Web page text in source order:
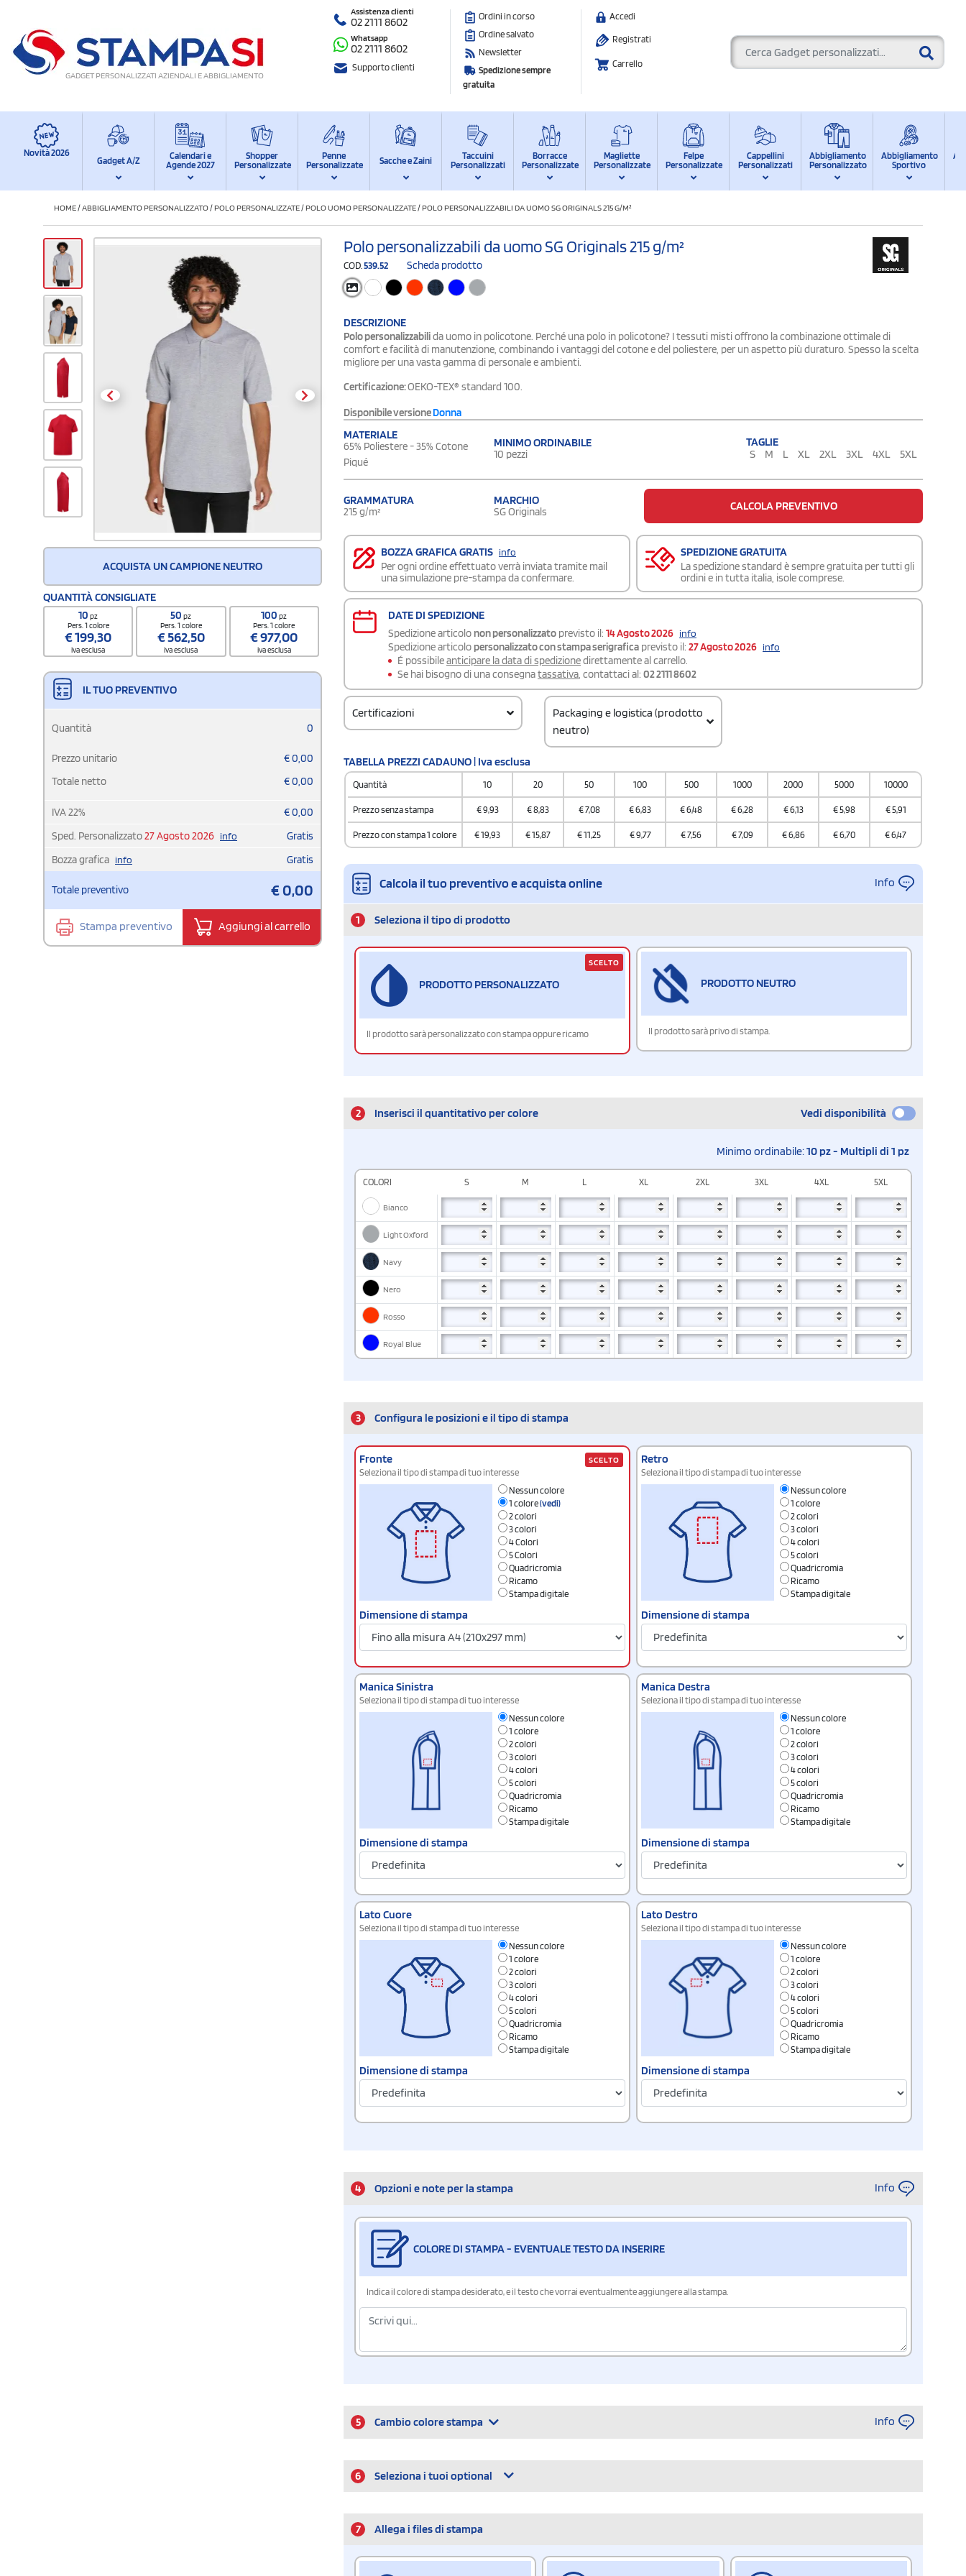
GADGET PERSONALIZZATI AZIENDALI E ABBIGLIAMENTO
Assistenza clienti
02 2111 8602
Whatsapp
02 2111 8602
Supporto clienti
Ordini in corso
Ordine salvato
Newsletter
Spedizione sempre
gratuita
Accedi
Registrati
Carrello
Novità 2026
Gadget A/Z
Calendari e
Agende 2027
Shopper
Personalizzate
Penne
Personalizzate
Sacche e Zaini
Taccuini
Personalizzati
Borracce
Personalizzate
Magliette
Personalizzate
Felpe
Personalizzate
Cappellini
Personalizzati
Abbigliamento
Personalizzato
Abbigliamento
Sportivo
HOME/ABBIGLIAMENTO PERSONALIZZATO/POLO PERSONALIZZATE/POLO UOMO PERSONALIZZATE/POLO PERSONALIZZABILI DA UOMO SG ORIGINALS 215 G/M²
ACQUISTA UN CAMPIONE NEUTRO
QUANTITÀ CONSIGLIATE
10pz
Pers. 1 colore
€199,30
iva esclusa
50pz
Pers. 1 colore
€562,50
iva esclusa
100pz
Pers. 1 colore
€977,00
iva esclusa
IL TUO PREVENTIVO
Quantità 0
Prezzo unitario €0,00
Totale netto
€0,00
IVA22% €0,00
Sped. Personalizzato27 Agosto 2026 info
Gratis
Bozza grafica info Gratis
Totale preventivo €0,00
Stampa preventivo Aggiungi al carrello
Polo personalizzabili da uomo SG Originals 215 g/m²
COD. 539.52 Scheda prodotto
DESCRIZIONE
Polo personalizzabilida uomo in policotone. Perché una polo in policotone? I tessuti misti offrono la combinazione ottimale di
comfort e facilità di manutenzione, combinando i vantaggi del cotone e del poliestere, per un aspetto più duraturo. Spesso la scelta
migliore per una vasta gamma di personale e ambienti.
Certificazione:OEKO-TEX® standard 100.
Disponibile versioneDonna
MATERIALE
65% Poliestere - 35% Cotone
Piqué
MINIMO ORDINABILE
10 pezzi
TAGLIE
S
M L XL 2XL 3XL 4XL 5XL
GRAMMATURA
215 g/m²
MARCHIO
SG Originals CALCOLA PREVENTIVO
BOZZA GRAFICA GRATIS info
Per ogni ordine effettuato verrà inviata tramite mail
una simulazione pre-stampa da confermare.
SPEDIZIONE GRATUITA
La spedizione standard è sempre gratuita per tutti gli
ordini e in tutta italia, isole comprese.
DATE DI SPEDIZIONE
Spedizione articolo non personalizzato previsto il: 14 Agosto 2026 info
Spedizione articolo personalizzato con stampa serigrafica previsto il: 27 Agosto 2026 info
É possibileanticipare la data di spedizionedirettamente al carrello.
Se hai bisogno di una consegnatassativa , contattaci al: 02 2111 8602
Certificazioni
Packaging e logistica (prodotto
neutro)
61052010
TABELLA PREZZI CADAUNO | Iva esclusa
Quantità 10 20 50 100 500 1000 2000 5000 10000
Prezzo senza stampa €9,93 €8,83 €7,08 €6,83 €6,48 €6,28 €6,13 €5,98 €5,91
Prezzo con stampa 1 colore €19,93 €15,87 €11,25 €9,77 €7,56 €7,09 €6,86 €6,70 €6,47
Calcola il tuo preventivo e acquista online Info
1 Seleziona il tipo di prodotto
PRODOTTO PERSONALIZZATO
Il prodotto sarà personalizzato con stampa oppure ricamo
SCELTO
PRODOTTO NEUTRO
Il prodotto sarà privo di stampa.
2 Inserisci il quantitativo per colore Vedi disponibilità
Minimo ordinabile:10 pz - Multipli di 1 pz
COLORI S M L XL 2XL 3XL 4XL 5XL
Bianco
Light Oxford
Navy
Nero
Rosso
Royal Blue
3 Configura le posizioni e il tipo di stampa
Fronte
Seleziona il tipo di stampa di tuo interesse
Nessun colore
1 colore(vedi)
2 colori
3 colori
4 Colori
5 Colori
Quadricromia
Ricamo
Stampa digitale
Dimensione di stampa
SCELTO Retro
Seleziona il tipo di stampa di tuo interesse
Nessun colore
1 colore
2 colori
3 colori
4 colori
5 colori
Quadricromia
Ricamo
Stampa digitale
Dimensione di stampa
Manica Sinistra
Seleziona il tipo di stampa di tuo interesse
Nessun colore
1 colore
2 colori
3 colori
4 colori
5 colori
Quadricromia
Ricamo
Stampa digitale
Dimensione di stampa
Manica Destra
Seleziona il tipo di stampa di tuo interesse
Nessun colore
1 colore
2 colori
3 colori
4 colori
5 colori
Quadricromia
Ricamo
Stampa digitale
Dimensione di stampa
Lato Cuore
Seleziona il tipo di stampa di tuo interesse
Nessun colore
1 colore
2 colori
3 colori
4 colori
5 colori
Quadricromia
Ricamo
Stampa digitale
Dimensione di stampa
Lato Destro
Seleziona il tipo di stampa di tuo interesse
Nessun colore
1 colore
2 colori
3 colori
4 colori
5 colori
Quadricromia
Ricamo
Stampa digitale
Dimensione di stampa
4 Opzioni e note per la stampa Info
COLORE DI STAMPA - EVENTUALE TESTO DA INSERIRE
Indica il colore di stampa desiderato, e il testo che vorrai eventualmente aggiungere alla stampa.
5 Cambio colore stampa Info
6 Seleziona i tuoi optional
7 Allega i files di stampa